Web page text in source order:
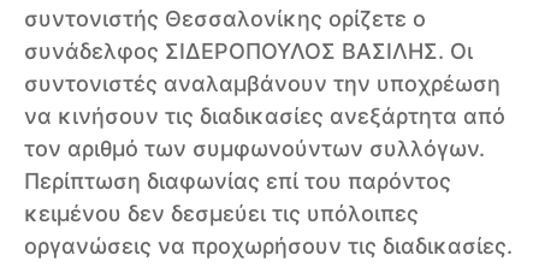
συντονιστής Θεσσαλονίκης ορίζετε ο
συνάδελφος ΣΙΔΕΡΟΠΟΥΛΟΣ ΒΑΣΙΛΗΣ. Οι
συντονιστές αναλαμβάνουν την υποχρέωση
να κινήσουν τις διαδικασίες ανεξάρτητα από
τον αριθμό των συμφωνούντων συλλόγων.
Περίπτωση διαφωνίας επί του παρόντος
κειμένου δεν δεσμεύει τις υπόλοιπες
οργανώσεις να προχωρήσουν τις διαδικασίες.